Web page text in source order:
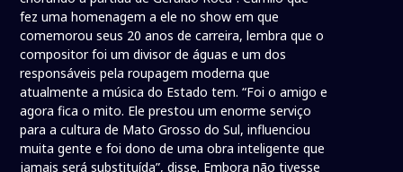
fez uma homenagem a ele no show em que
comemorou seus 20 anos de carreira, lembra que o
compositor foi um divisor de águas e um dos
responsáveis pela roupagem moderna que
atualmente a música do Estado tem. “Foi o amigo e
agora fica o mito. Ele prestou um enorme serviço
para a cultura de Mato Grosso do Sul, influenciou
muita gente e foi dono de uma obra inteligente que
jamais será substituída”, disse. Embora não tivesse